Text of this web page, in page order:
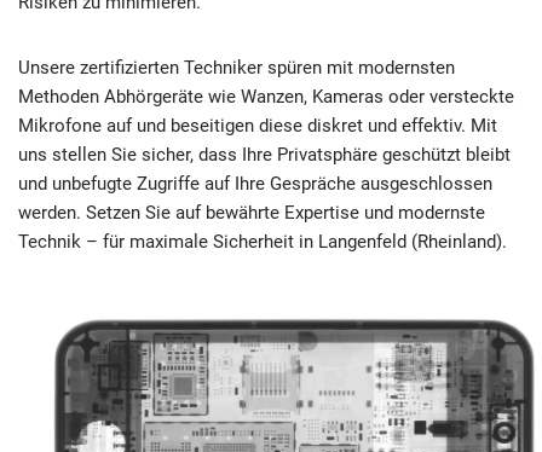
Unsere zertifizierten Techniker spüren mit modernsten
Methoden Abhörgeräte wie Wanzen, Kameras oder versteckte
Mikrofone auf und beseitigen diese diskret und effektiv. Mit
uns stellen Sie sicher, dass Ihre Privatsphäre geschützt bleibt
und unbefugte Zugriffe auf Ihre Gespräche ausgeschlossen
werden. Setzen Sie auf bewährte Expertise und modernste
Technik – für maximale Sicherheit in Langenfeld (Rheinland).